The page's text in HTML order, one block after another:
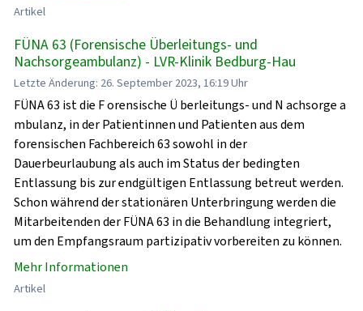
Artikel
FÜNA 63 (Forensische Überleitungs- und
Nachsorgeambulanz) - LVR-Klinik Bedburg-Hau
Letzte Änderung: 26. September 2023, 16:19 Uhr
FÜNA 63 ist die F orensische Ü berleitungs- und N achsorge a
mbulanz, in der Patientinnen und Patienten aus dem
forensischen Fachbereich 63 sowohl in der
Dauerbeurlaubung als auch im Status der bedingten
Entlassung bis zur endgültigen Entlassung betreut werden.
Schon während der stationären Unterbringung werden die
Mitarbeitenden der FÜNA 63 in die Behandlung integriert,
um den Empfangsraum partizipativ vorbereiten zu können.
Mehr Informationen
Artikel